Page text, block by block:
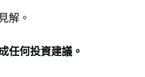
解。
任何投資建議。